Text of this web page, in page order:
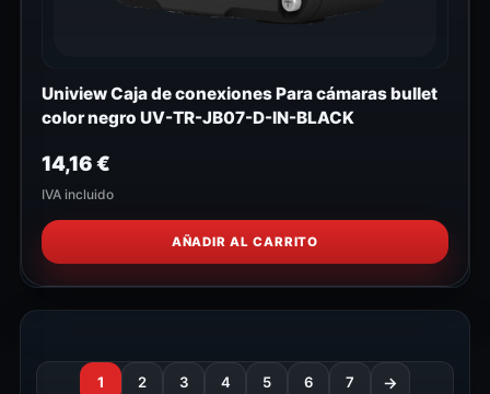
Uniview Caja de conexiones Para cámaras bullet
color negro UV-TR-JB07-D-IN-BLACK
14,16€
IVA incluido
AÑADIR AL CARRITO
1 2 3 4 5 6 7 →